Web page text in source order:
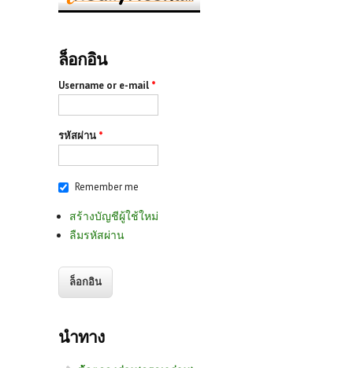
ล็อกอิน
Username or e-mail *
รหัสผ่าน *
Remember me
สร้างบัญชีผู้ใช้ใหม่
ลืมรหัสผ่าน
นำทาง